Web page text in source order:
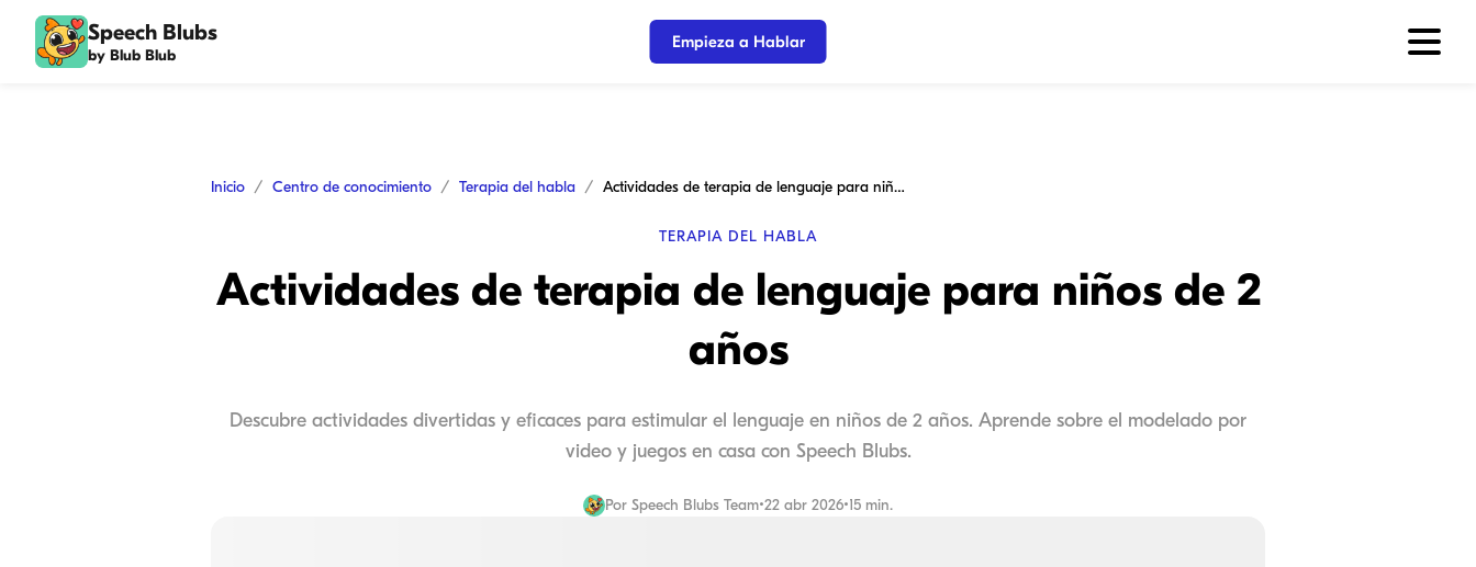
Speech Blubs
by Blub Blub
Empieza a Hablar
Inicio Centro de conocimiento Terapia del habla Actividades de terapia de lenguaje para niños de 2 años
TERAPIA DEL HABLA
Actividades de terapia de lenguaje para niños de 2
años
Descubre actividades divertidas y eficaces para estimular el lenguaje en niños de 2 años. Aprende sobre el modelado por
video y juegos en casa con Speech Blubs.
Por Speech Blubs Team•22 abr 2026•15 min.